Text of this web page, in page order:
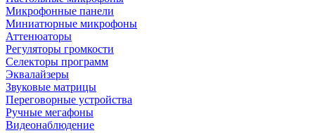
Микрофонные панели
Миниатюрные микрофоны
Аттенюаторы
Регуляторы громкости
Селекторы программ
Эквалайзеры
Звуковые матрицы
Переговорные устройства
Ручные мегафоны
Видеонаблюдение